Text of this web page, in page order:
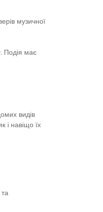
музичної
Подія має
видів
і навіщо їх